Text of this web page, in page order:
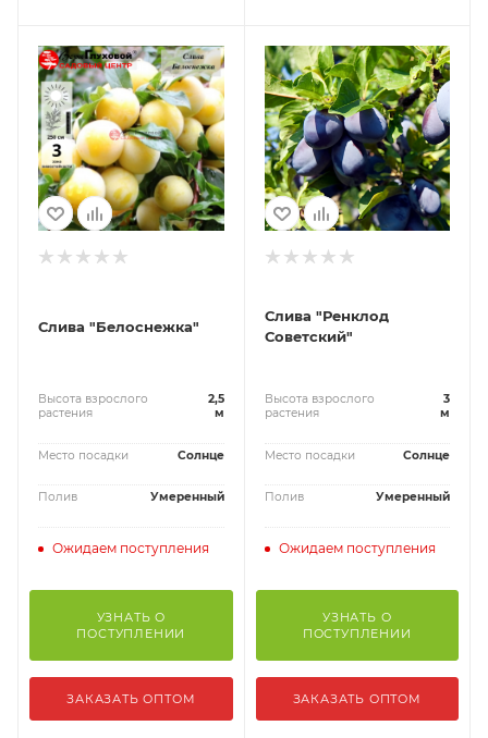
Слива "Белоснежка"
Высота взрослого
растения
2,5
м
Место посадки Солнце
Полив Умеренный
Ожидаем поступления
УЗНАТЬ О
ПОСТУПЛЕНИИ
ЗАКАЗАТЬ ОПТОМ
Слива "Ренклод
Советский"
Высота взрослого
растения
3
м
Место посадки Солнце
Полив Умеренный
Ожидаем поступления
УЗНАТЬ О
ПОСТУПЛЕНИИ
ЗАКАЗАТЬ ОПТОМ